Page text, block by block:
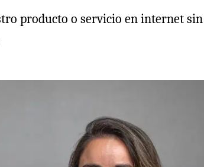
producto o servicio en internet